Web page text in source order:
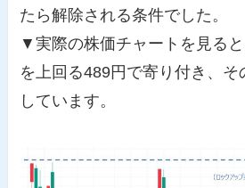
たら解除される条件でした。
▼実際の株価チャートを見る
を上回る489円で寄り付き、
しています。